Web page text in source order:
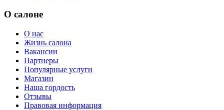
О салоне
О нас
Жизнь салона
Вакансии
Партнеры
Популярные услуги
Магазин
Наша гордость
Отзывы
Правовая информация